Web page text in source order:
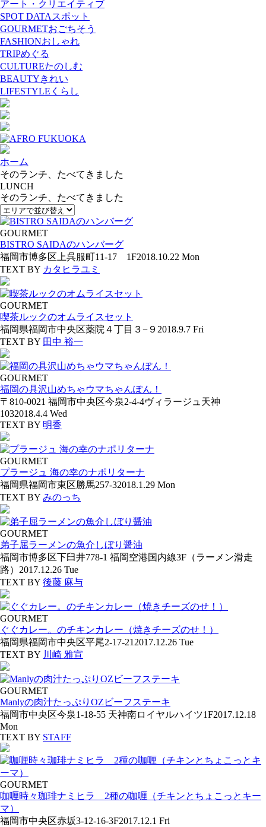
アート・クリエイティブ
SPOT DATA スポット
GOURMETおごちそう
FASHIONおしゃれ
TRIPめぐる
CULTUREたのしむ
BEAUTYきれい
LIFESTYLE くらし
ホーム
そのランチ、たべてきました
LUNCH
そのランチ、たべてきました
GOURMET
BISTRO SAIDAのハンバーグ
福岡市博多区上呉服町11-17 1F2018.10.22 Mon
TEXT BY カタヒラユミ
GOURMET
喫茶ルックのオムライスセット
福岡県福岡市中央区薬院４丁目３−９ 2018.9.7 Fri
TEXT BY 田中 裕一
GOURMET
福岡の具沢山めちゃウマちゃんぽん！
〒810-0021 福岡市中央区今泉2-4-4ヴィラージュ天神
1032018.4.4 Wed
TEXT BY 明香
GOURMET
プラージュ 海の幸のナポリターナ
福岡県福岡市東区勝馬257-32018.1.29 Mon
TEXT BY みのっち
GOURMET
弟子屈ラーメンの魚介しぼり醤油
福岡市博多区下臼井778-1 福岡空港国内線3F（ラーメン滑走
路） 2017.12.26 Tue
TEXT BY 後藤 麻与
GOURMET
ぐぐカレー。のチキンカレー（焼きチーズのせ！）
福岡県福岡市中央区平尾2-17-21 2017.12.26 Tue
TEXT BY 川崎 雅宣
GOURMET
Manlyの肉汁たっぷりOZビーフステーキ
福岡市中央区今泉1‐18‐55 天神南ロイヤルハイツ1F2017.12.18
Mon
TEXT BY STAFF
GOURMET
咖喱時々珈琲ナミヒラ 2種の咖喱（チキンとちょこっとキー
マ）
福岡市中央区赤坂3-12-16-3F2017.12.1 Fri